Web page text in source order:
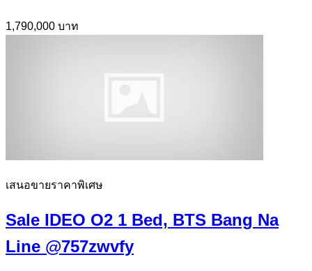
1,790,000 บาท
เสนอขายราคาพิเศษ
Sale IDEO O2 1 Bed, BTS Bang Na
Line @757zwvfy